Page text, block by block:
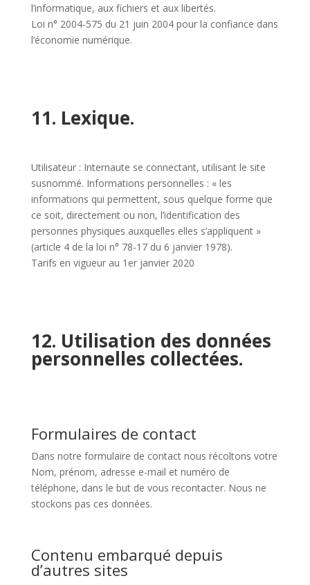
l’informatique, aux fichiers et aux libertés.
Loi n° 2004-575 du 21 juin 2004 pour la confiance dans
l’économie numérique.
11. Lexique.
Utilisateur : Internaute se connectant, utilisant le site
susnommé. Informations personnelles : « les
informations qui permettent, sous quelque forme que
ce soit, directement ou non, l’identification des
personnes physiques auxquelles elles s’appliquent »
(article 4 de la loi n° 78-17 du 6 janvier 1978).
Tarifs en vigueur au 1er janvier 2020
12. Utilisation des données
personnelles collectées.
Formulaires de contact
Dans notre formulaire de contact nous récoltons votre
Nom, prénom, adresse e-mail et numéro de
téléphone, dans le but de vous recontacter. Nous ne
stockons pas ces données.
Contenu embarqué depuis
d’autres sites